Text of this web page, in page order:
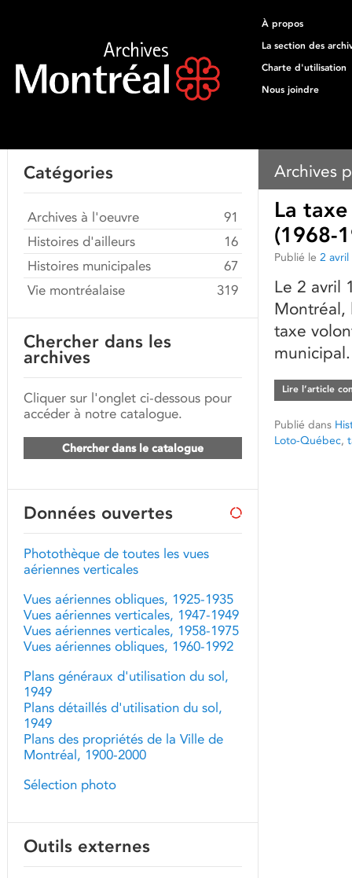
À propos
La section des
Charte d'utilisation
Nous joindre
Archives
La
(1968-
Publié le 2
Le 2 avril
Montréal,
taxe
Lire l’article
Publié dans
Loto-Québec,
Catégories
Archives à l'oeuvre
91
Histoires d'ailleurs
16
Histoires municipales
67
Vie montréalaise
319
Chercher dans les
archives
Cliquer sur l'onglet ci-dessous pour
accéder à notre catalogue.
Chercher dans le catalogue
Données ouvertes
Photothèque de toutes les vues
aériennes verticales
Vues aériennes obliques, 1925-1935
Vues aériennes verticales, 1947-1949
Vues aériennes verticales, 1958-1975
Vues aériennes obliques, 1960-1992
Plans généraux d'utilisation du sol,
1949
Plans détaillés d'utilisation du sol,
1949
Plans des propriétés de la Ville de
Montréal, 1900-2000
Sélection photo
Outils externes